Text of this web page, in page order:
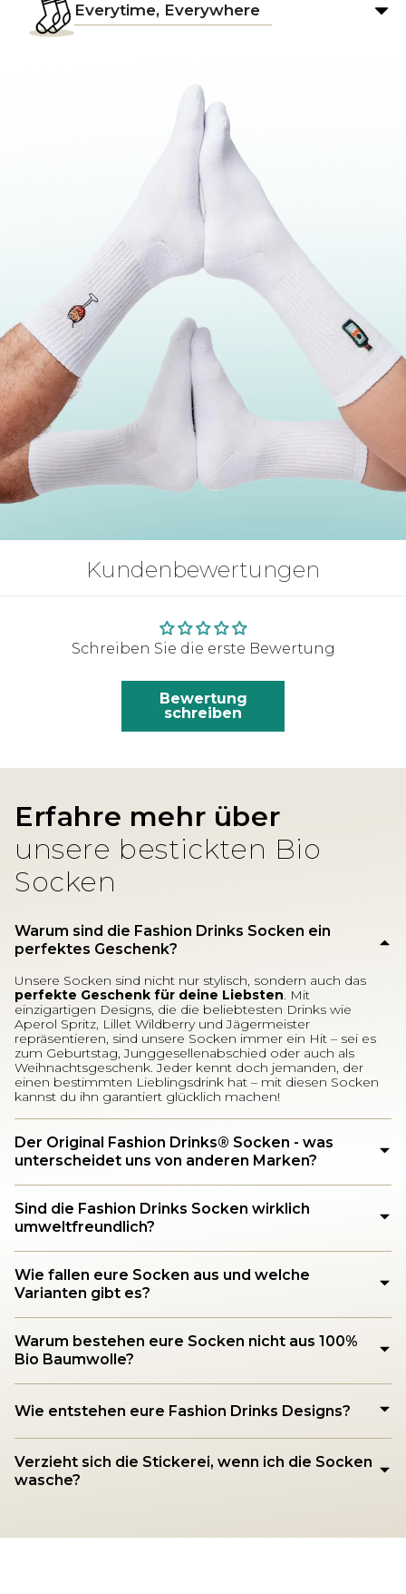
Everytime, Everywhere
Kundenbewertungen
Schreiben Sie die erste Bewertung
Bewertung
schreiben
Erfahre mehr über
unsere bestickten Bio
Socken
Warum sind die Fashion Drinks Socken ein
perfektes Geschenk?
Unsere Socken sind nicht nur stylisch, sondern auch das
perfekte Geschenk für deine Liebsten. Mit
einzigartigen Designs, die die beliebtesten Drinks wie
Aperol Spritz, Lillet Wildberry und Jägermeister
repräsentieren, sind unsere Socken immer ein Hit – sei es
zum Geburtstag, Junggesellenabschied oder auch als
Weihnachtsgeschenk. Jeder kennt doch jemanden, der
einen bestimmten Lieblingsdrink hat – mit diesen Socken
kannst du ihn garantiert glücklich machen!
Der Original Fashion Drinks®️ Socken - was
unterscheidet uns von anderen Marken?
Sind die Fashion Drinks Socken wirklich
umweltfreundlich?
Wie fallen eure Socken aus und welche
Varianten gibt es?
Warum bestehen eure Socken nicht aus 100%
Bio Baumwolle?
Wie entstehen eure Fashion Drinks Designs?
Verzieht sich die Stickerei, wenn ich die Socken
wasche?